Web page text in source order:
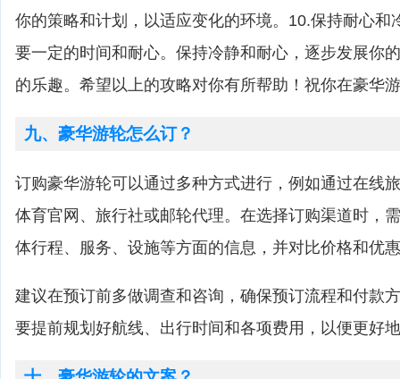
你的策略和计划，以适应变化的环境。10.保持耐心和
要一定的时间和耐心。保持冷静和耐心，逐步发展你
的乐趣。希望以上的攻略对你有所帮助！祝你在豪华
九、豪华游轮怎么订？
订购豪华游轮可以通过多种方式进行，例如通过在线
体育官网、旅行社或邮轮代理。在选择订购渠道时，
体行程、服务、设施等方面的信息，并对比价格和优
建议在预订前多做调查和咨询，确保预订流程和付款
要提前规划好航线、出行时间和各项费用，以便更好